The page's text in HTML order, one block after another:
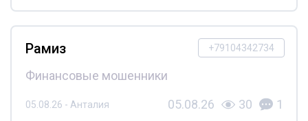
+79104342734
Рамиз
Финансовые мошенники
05.08.26 - Анталия 05.08.26 30 1